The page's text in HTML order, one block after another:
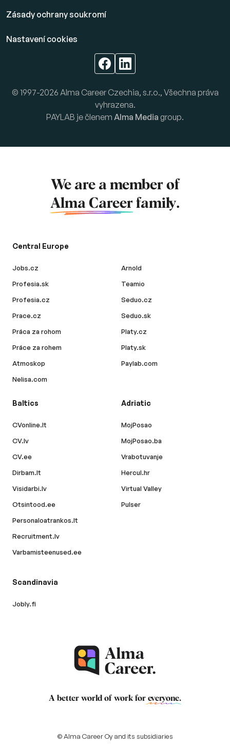
Zásady ochrany soukromí
Nastavení cookies
© 1997-2026 Alma Career Czechia, s.r.o., Všechna práva
vyhrazena.
PAYLAB je členem Alma Media group.
We are a member of
Alma Career family.
Central Europe
Jobs.cz
Profesia.sk
Profesia.cz
Prace.cz
Práca za rohom
Práce za rohem
Atmoskop
Nelisa.com
Arnold
Teamio
Seduo.cz
Seduo.sk
Platy.cz
Platy.sk
Paylab.com
Baltics
CVonline.lt
CV.lv
CV.ee
Dirbam.lt
Visidarbi.lv
Otsintood.ee
Personaloatrankos.lt
Recruitment.lv
Varbamisteenused.ee
Adriatic
MojPosao
MojPosao.ba
Vrabotuvanje
Hercul.hr
Virtual Valley
Pulser
Scandinavia
Jobly.fi
A better world of work for everyone.
© Alma Career Oy and its subsidiaries